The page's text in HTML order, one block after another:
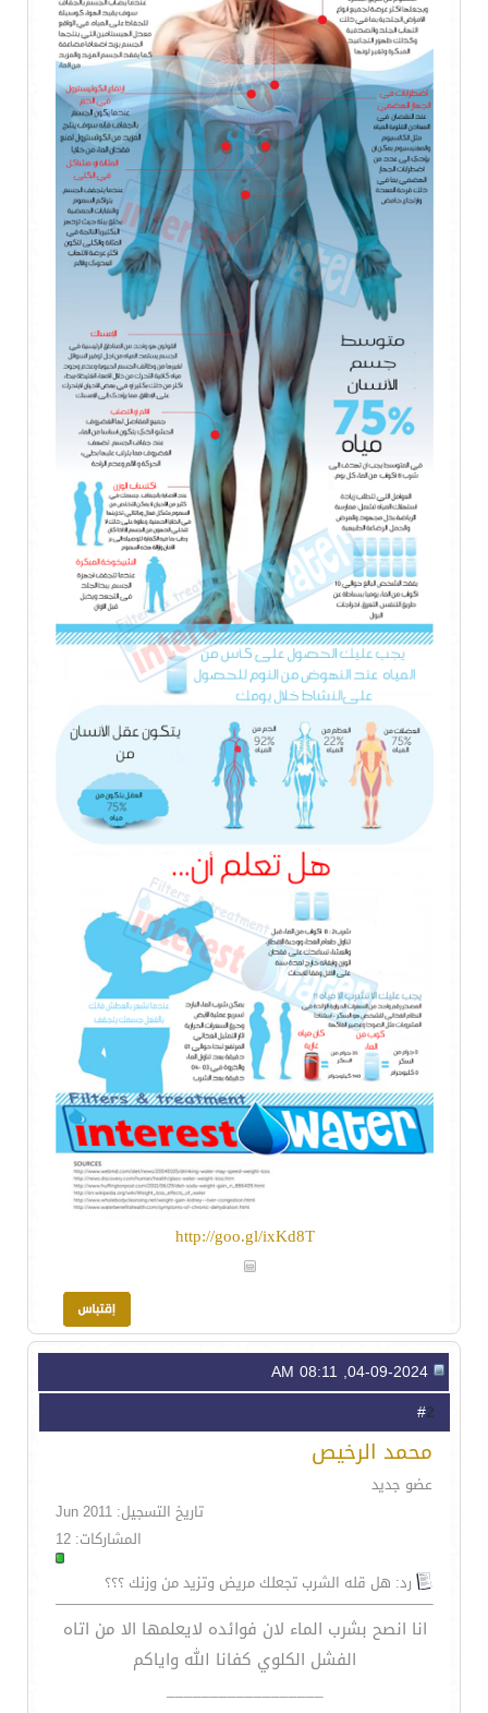
http://goo.gl/ixKd8T
2
محمد الرخيص
عضو جديد
تاريخ التسجيل: Jun 2011
المشاركات: 12
رد: هل قله الشرب تجعلك مريض وتزيد من وزنك ؟؟؟
انا انصح بشرب الماء لان فوائده لايعلمها الا من اتاه
الفشل الكلوي كفانا الله واياكم
__________________